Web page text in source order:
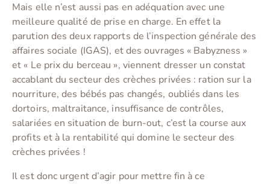
Mais elle n’est aussi pas en adéquation avec une
meilleure qualité de prise en charge. En effet la
parution des deux rapports de l’inspection générale des
affaires sociale (IGAS), et des ouvrages « Babyzness »
et « Le prix du berceau », viennent dresser un constat
accablant du secteur des crèches privées : ration sur la
nourriture, des bébés pas changés, oubliés dans les
dortoirs, maltraitance, insuffisance de contrôles,
salariées en situation de burn-out, c’est la course aux
profits et à la rentabilité qui domine le secteur des
crèches privées !
Il est donc urgent d’agir pour mettre fin à ce